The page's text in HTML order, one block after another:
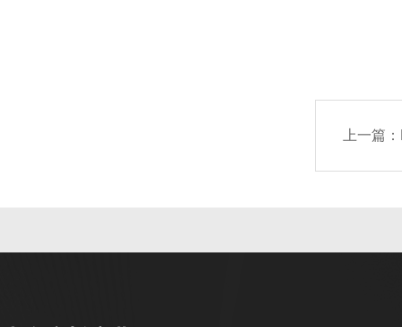
上一篇：